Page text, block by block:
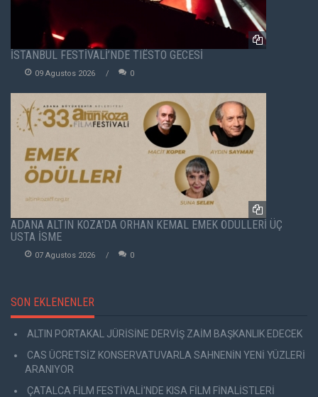
İSTANBUL FESTİVALİ’NDE TIËSTO GECESİ
09 Agustos 2026 0
ADANA ALTIN KOZA'DA ORHAN KEMAL EMEK ÖDÜLLERİ ÜÇ
USTA İSME
07 Agustos 2026 0
SON EKLENENLER
ALTIN PORTAKAL JÜRİSİNE DERVİŞ ZAİM BAŞKANLIK EDECEK
CAS ÜCRETSİZ KONSERVATUVARLA SAHNENİN YENİ YÜZLERİ
ARANIYOR
ÇATALCA FİLM FESTİVALİ'NDE KISA FİLM FİNALİSTLERİ